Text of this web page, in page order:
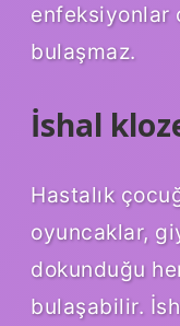
enfeksiyonlar
bulaşmaz.
İshal
Hastalık
oyuncaklar,
dokunduğu
bulaşabilir.